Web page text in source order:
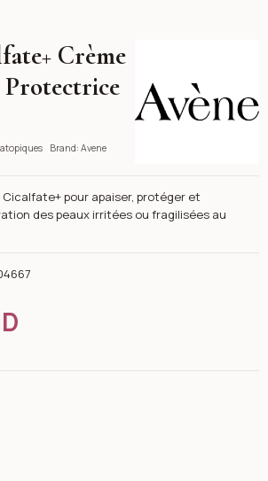
Crème
Brand: Avene
pour apaiser, protéger et
des peaux irritées ou fragilisées au